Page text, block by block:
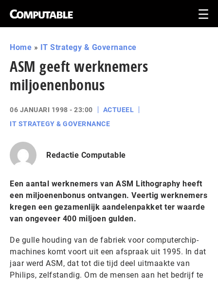
Home » IT Strategy & Governance
ASM geeft werknemers
miljoenenbonus
06 JANUARI 1998 - 23:00
ACTUEEL
IT STRATEGY & GOVERNANCE
Redactie Computable
Een aantal werknemers van ASM Lithography heeft
een miljoenenbonus ontvangen. Veertig werknemers
kregen een gezamenlijk aandelenpakket ter waarde
van ongeveer 400 miljoen gulden.
De gulle houding van de fabriek voor computerchip-
machines komt voort uit een afspraak uit 1995. In dat
jaar werd ASM, dat tot die tijd deel uitmaakte van
Philips, zelfstandig. Om de mensen aan het bedrijf te